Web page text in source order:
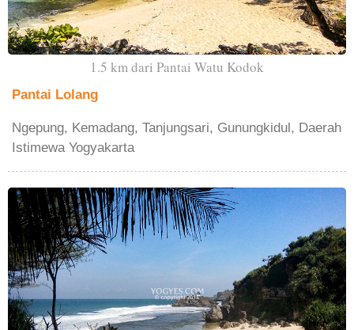
1.5 km dari Pantai Watu Kodok
Pantai Lolang
Ngepung, Kemadang, Tanjungsari, Gunungkidul, Daerah
Istimewa Yogyakarta